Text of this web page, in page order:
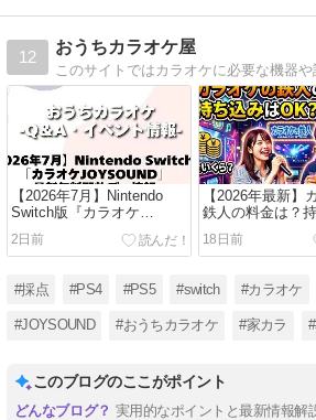
12
おうちカラオケ屋
【2026年7月】Nintendo
Switch版『カラオケ
JOYSOUND』最新無料開
放デー情報
2日前
【2026年最新】
鉄人の料金は？
OK？徹底解説
18日前
#採点 #PS4 #PS5 #switch #カラオケ
#JOYSOUND #おうちカラオケ #家カラ
このブログのここがポイント
実用的なポイントと最新情報解